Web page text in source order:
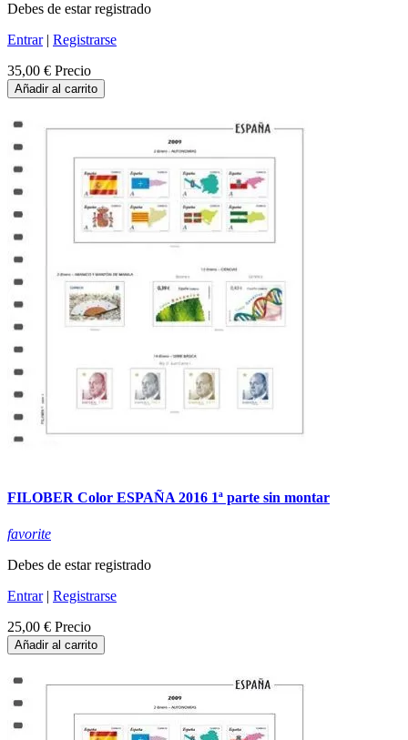
Debes de estar registrado
Entrar| Registrarse
35,00 € Precio
Añadir al carrito
FILOBER Color ESPAÑA 2016 1ª parte sin montar
favorite
Debes de estar registrado
Entrar| Registrarse
25,00 € Precio
Añadir al carrito